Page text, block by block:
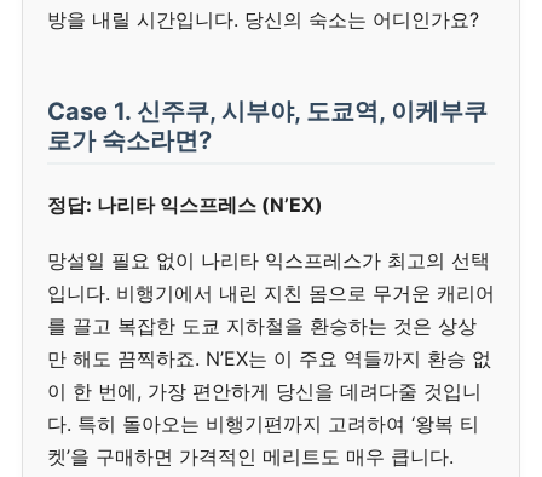
방을 내릴 시간입니다. 당신의 숙소는 어디인가요?
Case 1. 신주쿠, 시부야, 도쿄역, 이케부쿠
로가 숙소라면?
정답: 나리타 익스프레스 (N’EX)
망설일 필요 없이 나리타 익스프레스가 최고의 선택
입니다. 비행기에서 내린 지친 몸으로 무거운 캐리어
를 끌고 복잡한 도쿄 지하철을 환승하는 것은 상상
만 해도 끔찍하죠. N’EX는 이 주요 역들까지 환승 없
이 한 번에, 가장 편안하게 당신을 데려다줄 것입니
다. 특히 돌아오는 비행기편까지 고려하여 ‘왕복 티
켓’을 구매하면 가격적인 메리트도 매우 큽니다.